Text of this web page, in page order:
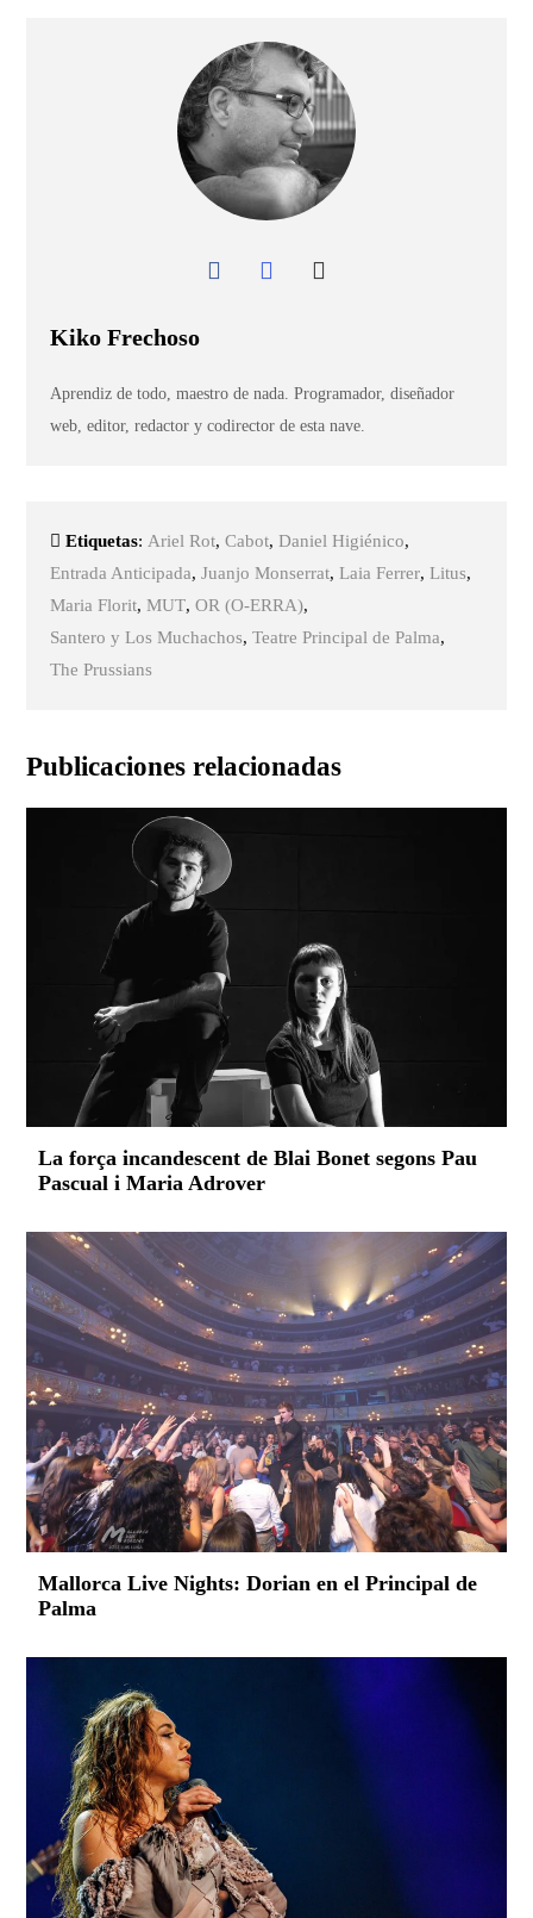
Kiko Frechoso
Aprendiz de todo, maestro de nada. Programador, diseñador
web, editor, redactor y codirector de esta nave.
Etiquetas: Ariel Rot,Cabot,Daniel Higiénico,
Entrada Anticipada,Juanjo Monserrat,Laia Ferrer,Litus,
Maria Florit,MUT,OR (O-ERRA),
Santero y Los Muchachos,Teatre Principal de Palma,
The Prussians
Publicaciones relacionadas
La força incandescent de Blai Bonet segons Pau
Pascual i Maria Adrover
Mallorca Live Nights: Dorian en el Principal de
Palma